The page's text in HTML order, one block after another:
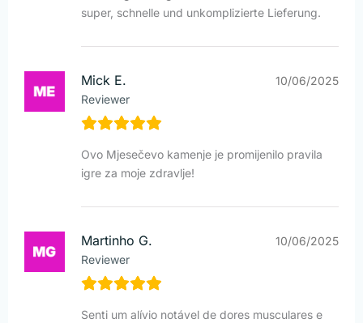
super, schnelle und unkomplizierte Lieferung.
Mick E.
Reviewer
10/06/2025
Ovo Mjesečevo kamenje je promijenilo pravila
igre za moje zdravlje!
Martinho G.
Reviewer
10/06/2025
Senti um alívio notável de dores musculares e